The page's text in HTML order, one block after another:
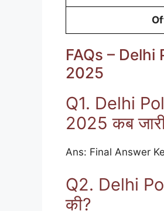
FAQs –
2025
Q1. Delhi
2025 कब
Ans: Final Answer
Q2. Delhi
की?